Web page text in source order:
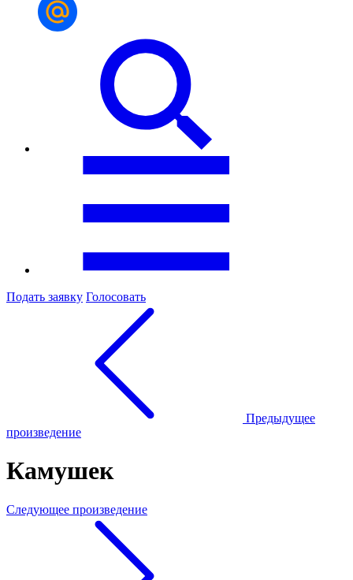
Подать заявку Голосовать
Предыдущее
произведение
Камушек
Следующее произведение